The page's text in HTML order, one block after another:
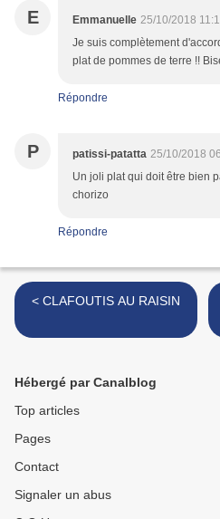
E Emmanuelle 25/10/2018
Je suis complètement
plat de pommes de terre !!
Répondre
P patissi-patatta 25/10/2018
Un joli plat qui doit être bien
chorizo
Répondre
< CLAFOUTIS AU RAISIN
Hébergé par Canalblog
Top articles
Pages
Contact
Signaler un abus